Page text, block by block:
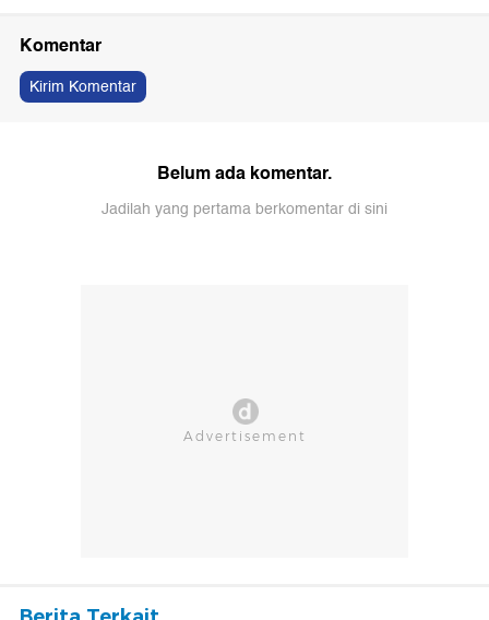
Komentar
Kirim Komentar
Belum ada komentar.
Jadilah yang pertama berkomentar di sini